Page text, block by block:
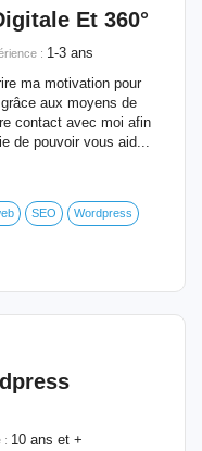
Et 360°
: 1-3 ans
ma motivation pour
aux moyens de
contact avec moi afin
de pouvoir vous aid...
SEO Wordpress
: 10 ans et +